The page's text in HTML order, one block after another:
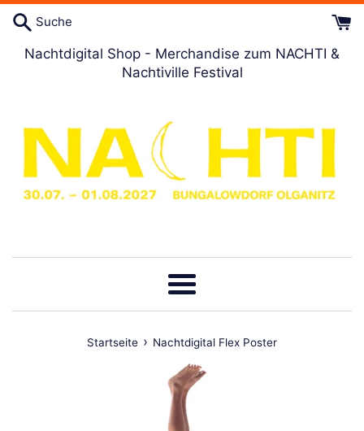
Direkt
zum
Artikel
Suche
Nachtdigital Shop - Merchandise zum NACHTI &
Nachtiville Festival
Menü
Startseite › Nachtdigital Flex Poster